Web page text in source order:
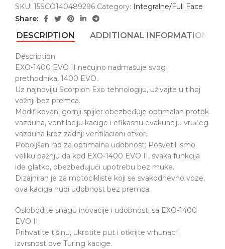
Blue-
Red
quantity
SKU: 15SCO140489296 Category:
Integralne/Full Face
Share:
DESCRIPTION ADDITIONAL INFORMATION
Description
EXO-1400 EVO II nečujno nadmašuje svog
prethodnika, 1400 EVO.
Uz najnoviju Scorpion Exo tehnologiju, uživajte u tihoj
vožnji bez premca.
Modifikovani gornji spijler obezbeđuje optimalan protok
vazduha, ventilaciju kacige i efikasnu evakuaciju vrućeg
vazduha kroz zadnji ventilacioni otvor.
Poboljšan rad za optimalna udobnost: Posvetili smo
veliku pažnju da kod EXO-1400 EVO II, svaka funkcija
ide glatko, obezbeđujući upotrebu bez muke.
Dizajniran je za motocikliste koji se svakodnevno voze,
ova kaciga nudi udobnost bez premca.
Oslobodite snagu inovacije i udobnosti sa EXO-1400
EVO II.
Prihvatite tišinu, ukrotite put i otkrijte vrhunac i
izvrsnost ove Turing kacige.